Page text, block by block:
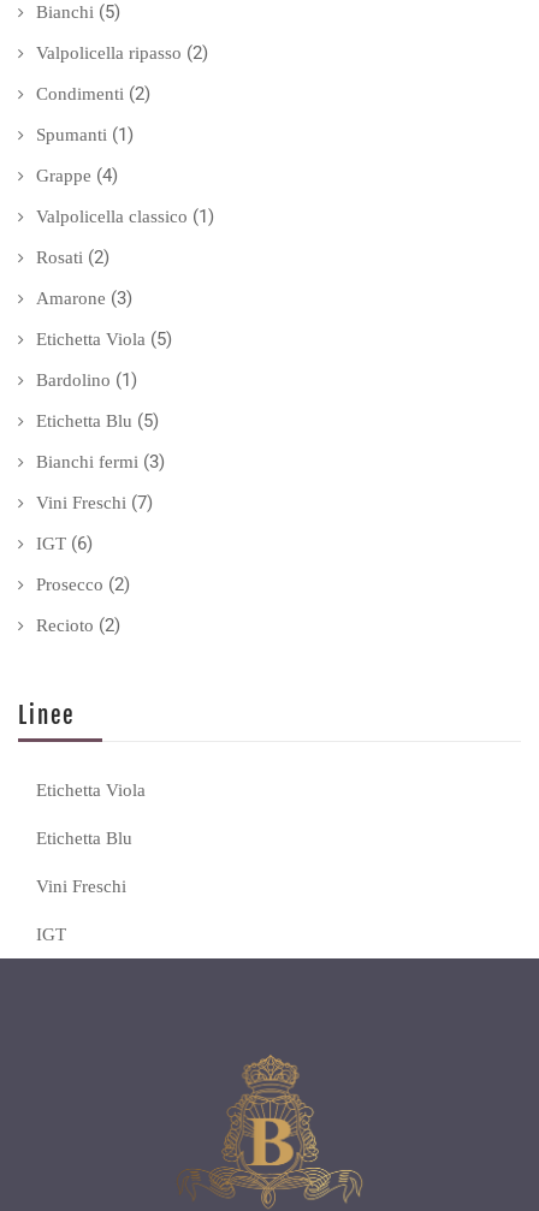
Bianchi (5)
Valpolicella ripasso (2)
Condimenti (2)
Spumanti (1)
Grappe (4)
Valpolicella classico (1)
Rosati (2)
Amarone (3)
Etichetta Viola (5)
Bardolino (1)
Etichetta Blu (5)
Bianchi fermi (3)
Vini Freschi (7)
IGT (6)
Prosecco (2)
Recioto (2)
Linee
Etichetta Viola
Etichetta Blu
Vini Freschi
IGT